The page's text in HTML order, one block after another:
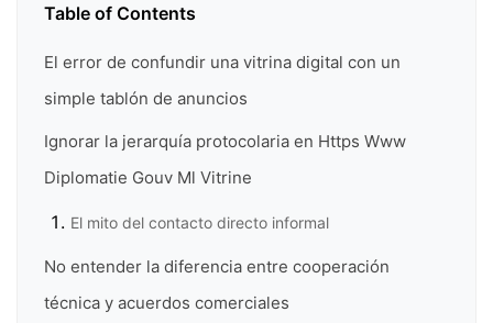
Table of Contents
El error de confundir una vitrina digital con un
simple tablón de anuncios
Ignorar la jerarquía protocolaria en Https Www
Diplomatie Gouv Ml Vitrine
El mito del contacto directo informal
No entender la diferencia entre cooperación
técnica y acuerdos comerciales